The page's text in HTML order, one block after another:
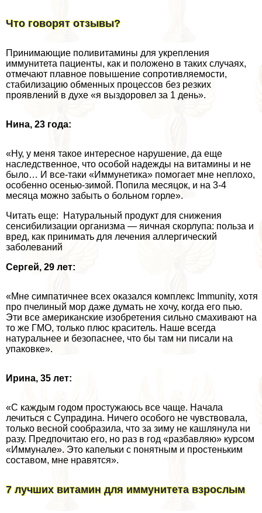
Что говорят отзывы?
Принимающие поливитамины для укрепления
иммунитета пациенты, как и положено в таких случаях,
отмечают плавное повышение сопротивляемости,
стабилизацию обменных процессов без резких
проявлений в духе «я выздоровел за 1 день».
Нина, 23 года:
«Ну, у меня такое интересное нарушение, да еще
наследственное, что особой надежды на витамины и не
было… И все-таки «Иммунетика» помогает мне неплохо,
особенно осенью-зимой. Попила месяцок, и на 3-4
месяца можно забыть о больном горле».
Читать еще: Натуральный продукт для снижения
сенсибилизации организма — яичная скорлупа: польза и
вред, как принимать для лечения аллергический
заболеваний
Сергeй, 29 лет:
«Мне симпатичнее всех оказался комплекс Immunity, хотя
про пчелиный мор даже думать не хочу, когда его пью.
Эти все американские изобретения сильно смахивают на
то же ГМО, только плюс краситель. Наше всегда
натуральнее и безопаснее, что бы там ни писали на
упаковке».
Ирина, 35 лет:
«С каждым годом простужаюсь все чаще. Начала
лечиться с Супрадина. Ничего особого не чувствовала,
только весной сообразила, что за зиму не кашлянула ни
разу. Предпочитаю его, но раз в год «разбавляю» курсом
«Иммунале». Это капельки с понятным и простеньким
составом, мне нравятся».
7 лучших витамин для иммунитета взрослым